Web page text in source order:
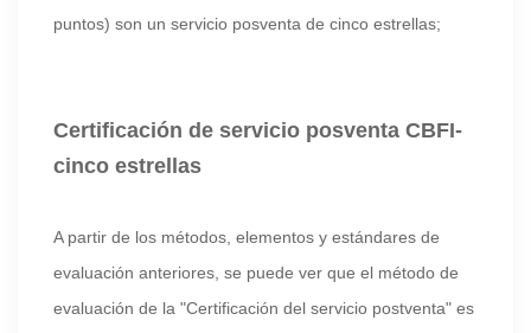
puntos) son un servicio posventa de cinco estrellas;
Certificación de servicio posventa CBFI-
cinco estrellas
A partir de los métodos, elementos y estándares de
evaluación anteriores, se puede ver que el método de
evaluación de la "Certificación del servicio postventa" es